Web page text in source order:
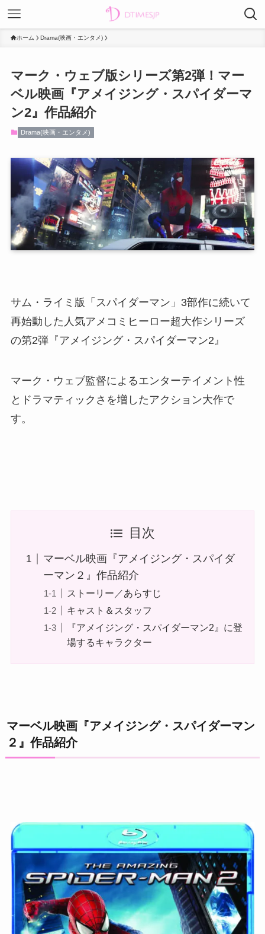
ホーム Drama(映画・エンタメ)
マーク・ウェブ版シリーズ第2弾！マー
ベル映画『アメイジング・スパイダーマ
ン2』作品紹介
Drama(映画・エンタメ)
サム・ライミ版「スパイダーマン」3部作に続いて
再始動した人気アメコミヒーロー超大作シリーズ
の第2弾『アメイジング・スパイダーマン2』
マーク・ウェブ監督によるエンターテイメント性
とドラマティックさを増したアクション大作で
す。
目次
マーベル映画『アメイジング・スパイダ
ーマン２』作品紹介
ストーリー／あらすじ
キャスト＆スタッフ
『アメイジング・スパイダーマン2』に登
場するキャラクター
マーベル映画『アメイジング・スパイダーマン
２』作品紹介